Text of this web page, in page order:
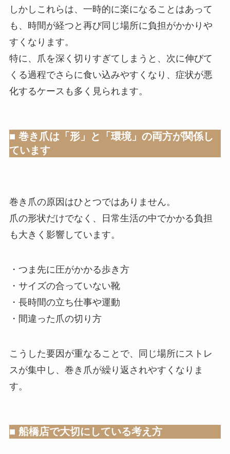
しかしこれらは、一時的に楽になることはあって
も、時間が経つと再び同じ場所に負担がかかりや
すくなります。
特に、爪を深く切りすぎてしまうと、次に伸びて
くる過程でさらに食い込みやすくなり、症状が悪
化するケースも多く見られます。
■ 巻き爪は「形」と「環境」の両方が関係し
ています
巻き爪の原因はひとつではありません。
爪の形状だけでなく、日常生活の中でかかる負担
も大きく影響しています。
・つま先に圧がかかる歩き方
・サイズの合っていない靴
・長時間の立ち仕事や運動
・間違った爪の切り方
こうした要因が重なることで、同じ場所にストレ
スが集中し、巻き爪が繰り返されやすくなりま
す。
■ 船橋店で大切にしている考え方